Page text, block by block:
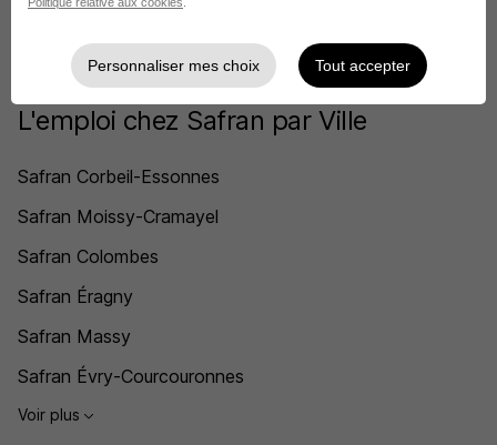
Voir toutes les offres par métier chez Safran
L'emploi chez Safran par Ville
Safran Corbeil-Essonnes
Safran Moissy-Cramayel
Safran Colombes
Safran Éragny
Safran Massy
Safran Évry-Courcouronnes
Voir plus
Personnaliser mes choix Tout accepter